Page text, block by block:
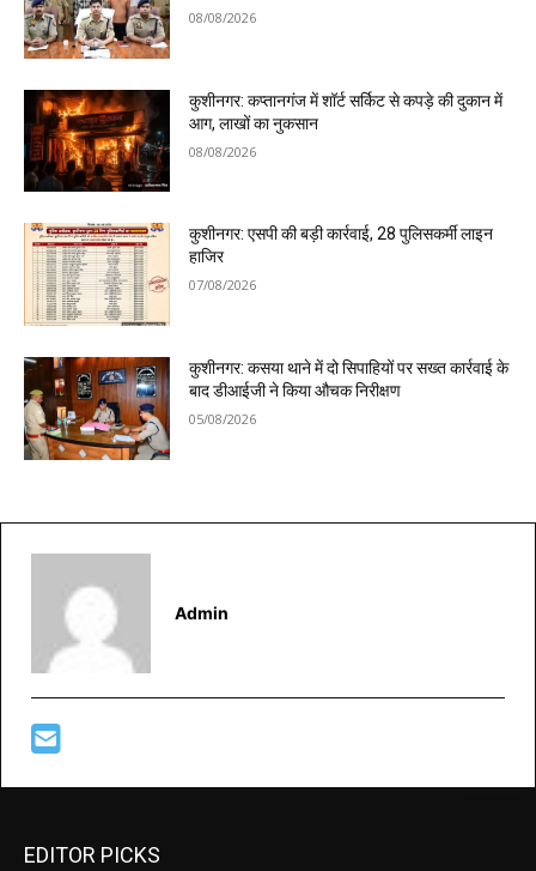
08/08/2026
कुशीनगर: कप्तानगंज में शॉर्ट सर्किट से कपड़े की दुकान में
आग, लाखों का नुकसान
08/08/2026
कुशीनगर: एसपी की बड़ी कार्रवाई, 28 पुलिसकर्मी लाइन
हाजिर
07/08/2026
कुशीनगर: कसया थाने में दो सिपाहियों पर सख्त कार्रवाई के
बाद डीआईजी ने किया औचक निरीक्षण
05/08/2026
Admin
EDITOR PICKS